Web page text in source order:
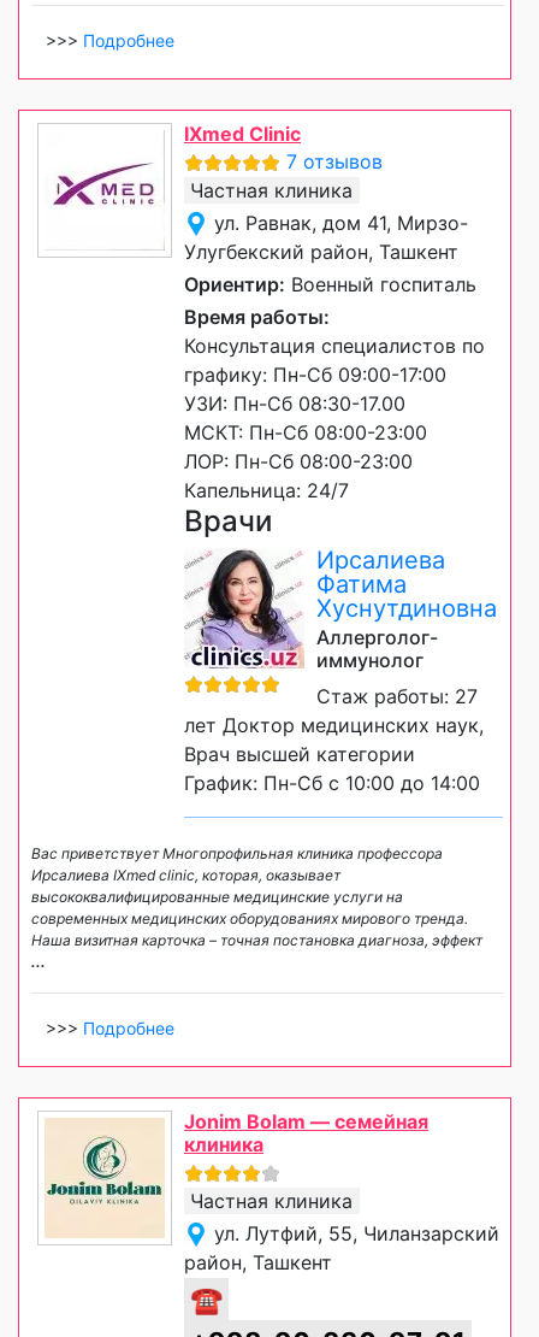
>>> Подробнее
IXmed Clinic
7 отзывов
Частная клиника
ул. Равнак, дом 41, Мирзо-
Улугбекский район, Ташкент
Ориентир: Военный госпиталь
Время работы:
Консультация специалистов по
графику: Пн-Сб 09:00-17:00
УЗИ: Пн-Сб 08:30-17.00
МСКТ: Пн-Сб 08:00-23:00
ЛОР: Пн-Сб 08:00-23:00
Капельница: 24/7
Врачи
Ирсалиева
Фатима
Хуснутдиновна
Аллерголог-
иммунолог
Стаж работы: 27
лет Доктор медицинских наук,
Врач высшей категории
График: Пн-Сб с 10:00 до 14:00
Вас приветствует Многопрофильная клиника профессора
Ирсалиева IXmed clinic, которая, оказывает
высококвалифицированные медицинские услуги на
современных медицинских оборудованиях мирового тренда.
Наша визитная карточка – точная постановка диагноза, эффект
...
>>> Подробнее
Jonim Bolam — семейная
клиника
Частная клиника
ул. Лутфий, 55, Чиланзарский
район, Ташкент
☎